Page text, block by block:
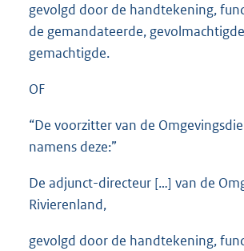
gevolgd door de handtekening,
de gemandateerde,
gemachtigde.
OF
“De voorzitter van de
namens deze:”
De adjunct-directeur […] van de
Rivierenland,
gevolgd door de handtekening,